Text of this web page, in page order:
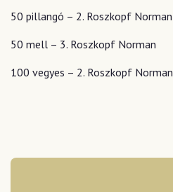
50 pillangó – 2. Roszkopf Norman
50 mell – 3. Roszkopf Norman
100 vegyes – 2. Roszkopf Norman